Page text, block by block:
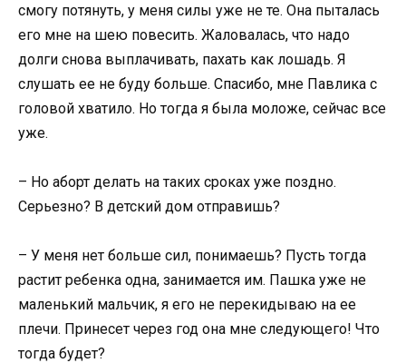
смогу потянуть, у меня силы уже не те. Она пыталась
его мне на шею повесить. Жаловалась, что надо
долги снова выплачивать, пахать как лошадь. Я
слушать ее не буду больше. Спасибо, мне Павлика с
головой хватило. Но тогда я была моложе, сейчас все
уже.
– Но аборт делать на таких сроках уже поздно.
Серьезно? В детский дом отправишь?
– У меня нет больше сил, понимаешь? Пусть тогда
растит ребенка одна, занимается им. Пашка уже не
маленький мальчик, я его не перекидываю на ее
плечи. Принесет через год она мне следующего! Что
тогда будет?